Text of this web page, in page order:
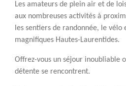
Les amateurs de plein air et de
aux nombreuses activités à
les sentiers de randonnée, le vélo
magnifiques Hautes-Laurentides.
Offrez-vous un séjour inoubliable
détente se rencontrent.